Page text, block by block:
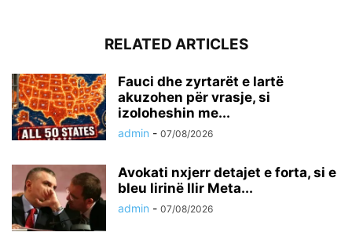
RELATED ARTICLES
Fauci dhe zyrtarët e lartë
akuzohen për vrasje, si
izoloheshin me...
admin - 07/08/2026
Avokati nxjerr detajet e forta, si e
bleu lirinë Ilir Meta...
admin - 07/08/2026